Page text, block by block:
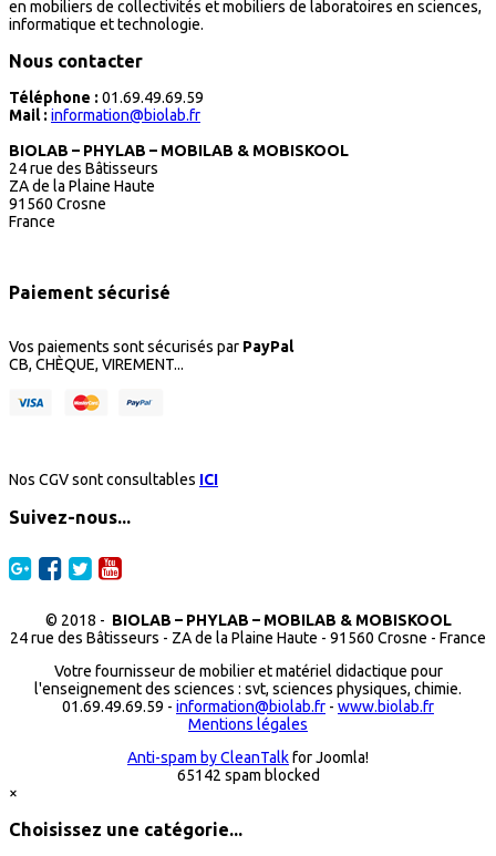
en mobiliers de collectivités et mobiliers de laboratoires en sciences,
informatique et technologie.
Nous contacter
Téléphone : 01.69.49.69.59
Mail : information@biolab.fr
BIOLAB – PHYLAB – MOBILAB & MOBISKOOL
24 rue des Bâtisseurs
ZA de la Plaine Haute
91560 Crosne
France
Paiement sécurisé
Vos paiements sont sécurisés par PayPal
CB, CHÈQUE, VIREMENT...
Nos CGV sont consultables ICI
Suivez-nous...
© 2018 - BIOLAB – PHYLAB – MOBILAB & MOBISKOOL
24 rue des Bâtisseurs - ZA de la Plaine Haute - 91560 Crosne - France
Votre fournisseur de mobilier et matériel didactique pour
l'enseignement des sciences : svt, sciences physiques, chimie.
01.69.49.69.59 - information@biolab.fr - www.biolab.fr
Mentions légales
Anti-spam by CleanTalkfor Joomla!
65142 spam blocked
×
Choisissez une catégorie...